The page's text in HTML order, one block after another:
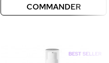
COMMANDER